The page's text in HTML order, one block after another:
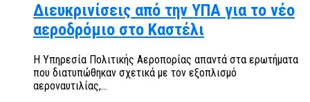
Διευκρινίσεις από την ΥΠΑ για το νέο
αεροδρόμιο στο Καστέλι
Η Υπηρεσία Πολιτικής Αεροπορίας απαντά στα ερωτήματα
που διατυπώθηκαν σχετικά με τον εξοπλισμό
αεροναυτιλίας,...